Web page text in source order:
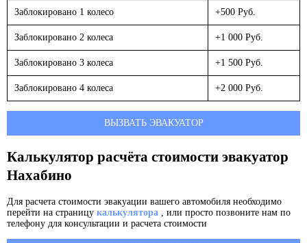
Заблокировано 1 колесо +500 Руб.
Заблокировано 2 колеса +1 000 Руб.
Заблокировано 3 колеса +1 500 Руб.
Заблокировано 4 колеса +2 000 Руб.
ВЫЗВАТЬ ЭВАКУАТОР
Калькулятор расчёта стоимости эвакуатор
Нахабино
Для расчета стоимости эвакуации вашего автомобиля необходимо
перейти на страницу калькулятора , или просто позвоните нам по
телефону для консультации и расчета стоимости